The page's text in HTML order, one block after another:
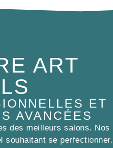
ART
ET
AVANCÉES
des meilleurs salons. Nos
souhaitant se perfectionner.